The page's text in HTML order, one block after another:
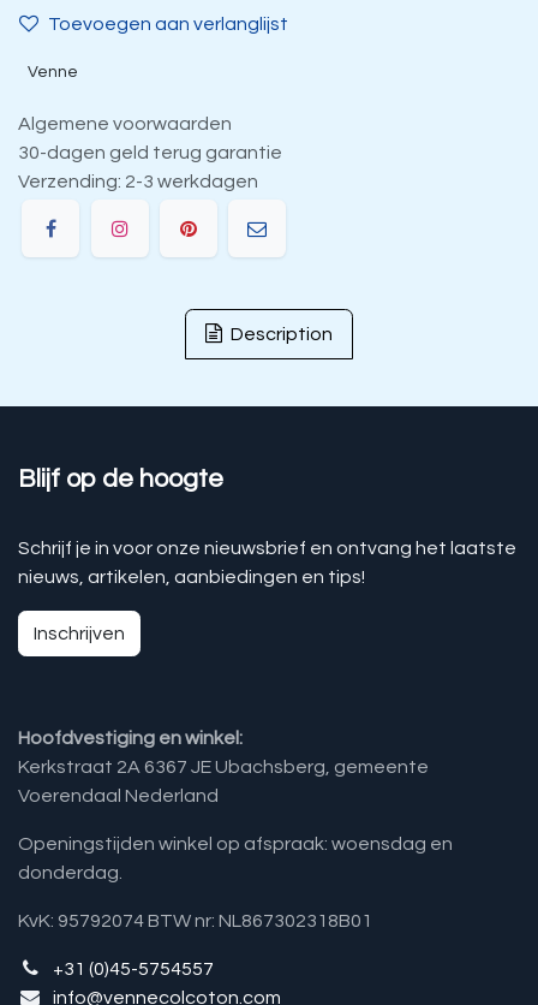
Toevoegen aan verlanglijst
Venne
Algemene voorwaarden
30-dagen geld terug garantie
Verzending: 2-3 werkdagen
Description
Blijf op de hoogte
Schrijf je in voor onze nieuwsbrief en ontvang het laatste
nieuws, artikelen, aanbiedingen en tips!
Inschrijven
Hoofdvestiging en winkel:
Kerkstraat 2A 6367 JE Ubachsberg, gemeente
Voerendaal Nederland
Openingstijden winkel op afspraak: woensdag en
donderdag.
KvK: 95792074 BTW nr: NL867302318B01
+31 (0)45-5754557
info@vennecolcoton.com